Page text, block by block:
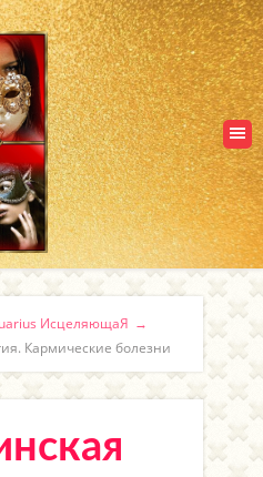
ИсцеляющаЯ →
Кармические болезни